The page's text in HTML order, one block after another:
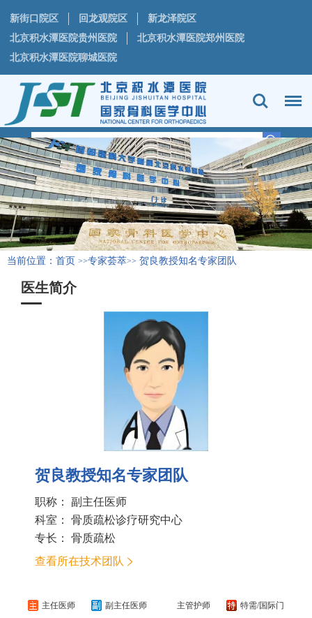
新街口院区 回龙观院区
新龙泽院区
北京积水潭医院贵州医院
北京积水潭医院郑州医院
北京积水潭医院聊城医院
当前位置： 首页 >>专家荟萃>> 贺良教授知名专家团队
医生简介
贺良教授知名专家团队
职称： 副主任医师
科室： 骨质疏松诊疗研究中心
专长： 骨质疏松
查看所在技术团队
主任医师 副主任医师 主管护师 特需/国际门